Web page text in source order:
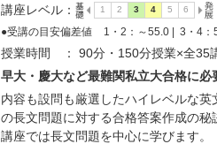
講座レベル ：
●受講の目安偏差値 1・2：～55.0 | 3・4：
授業時間
： 90分・150分授業×全35
早大・慶大など最難関私立大合格に必
内容も設問も厳選したハイレベルな
の長文問題に対する合格答案作成の
講座では長文問題を中心に学びます